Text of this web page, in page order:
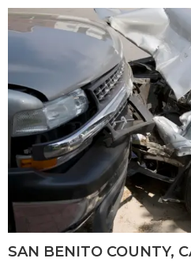
SAN BENITO COUNTY,